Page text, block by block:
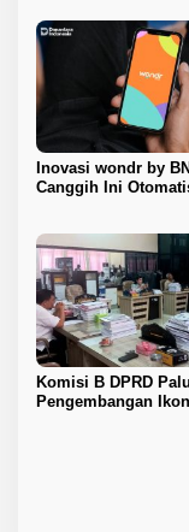
Hukum
Inovasi wondr by
Canggih Ini
Komisi B DPRD
Pengembangan